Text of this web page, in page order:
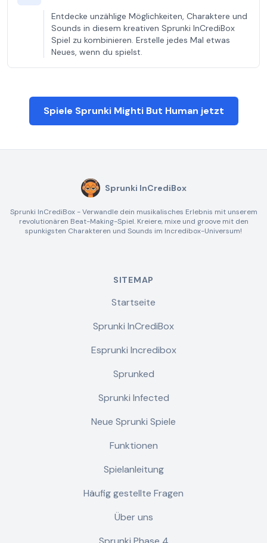
Entdecke unzählige Möglichkeiten, Charaktere und
Sounds in diesem kreativen Sprunki InCrediBox
Spiel zu kombinieren. Erstelle jedes Mal etwas
Neues, wenn du spielst.
Spiele Sprunki Mighti But Human jetzt
Sprunki InCrediBox
Sprunki InCrediBox - Verwandle dein musikalisches Erlebnis mit unserem
revolutionären Beat-Making-Spiel. Kreiere, mixe und groove mit den
spunkigsten Charakteren und Sounds im Incredibox-Universum!
SITEMAP
Startseite
Sprunki InCrediBox
Esprunki Incredibox
Sprunked
Sprunki Infected
Neue Sprunki Spiele
Funktionen
Spielanleitung
Häufig gestellte Fragen
Über uns